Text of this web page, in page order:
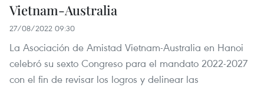
Vietnam-Australia
27/08/2022 09:30
La Asociación de Amistad Vietnam-Australia en Hanoi
celebró su sexto Congreso para el mandato 2022-2027
con el fin de revisar los logros y delinear las